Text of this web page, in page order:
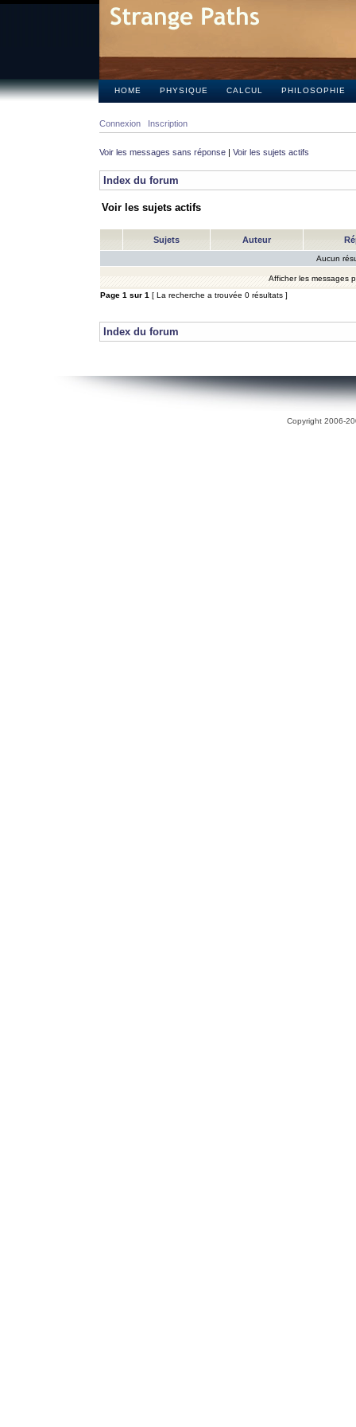
HOME PHYSIQUE CALCUL PHILOSOPHIE
Connexion Inscription
Voir les messages sans réponse | Voir les sujets actifs
Index du forum
Voir les sujets actifs
Sujets Auteur
Aucun
Afficher les messages
Page 1 sur 1 [ La recherche a trouvée 0 résultats ]
Index du forum
Copyright 2006-